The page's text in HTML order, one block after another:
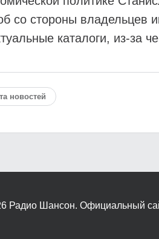
со стороны владельцев
каталоги, из-за
новостей
Радио Шансон. Официальный